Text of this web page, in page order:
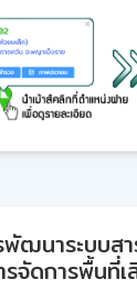
พัฒนาระบบส
รจัดการพื้นที่